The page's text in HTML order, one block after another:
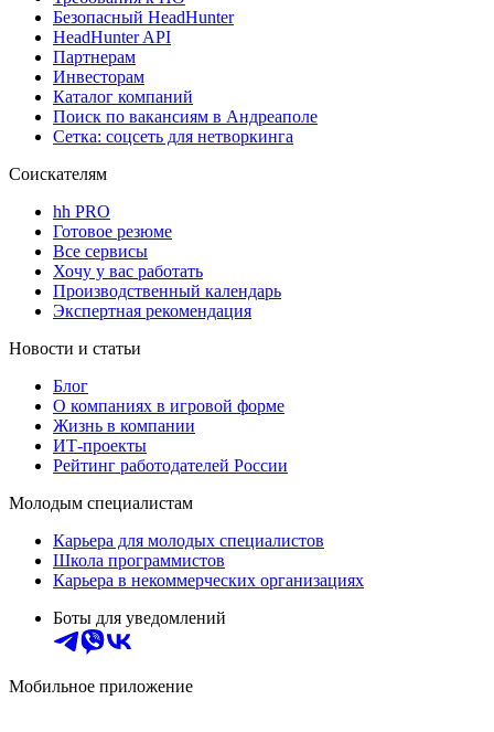
Безопасный HeadHunter
HeadHunter API
Партнерам
Инвесторам
Каталог компаний
Поиск по вакансиям в Андреаполе
Сетка: соцсеть для нетворкинга
Соискателям
hh PRO
Готовое резюме
Все сервисы
Хочу у вас работать
Производственный календарь
Экспертная рекомендация
Новости и статьи
Блог
О компаниях в игровой форме
Жизнь в компании
ИТ-проекты
Рейтинг работодателей России
Молодым специалистам
Карьера для молодых специалистов
Школа программистов
Карьера в некоммерческих организациях
Боты для уведомлений
Мобильное приложение